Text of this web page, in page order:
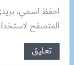
احفظ اسمي، بريدي
المتصفح